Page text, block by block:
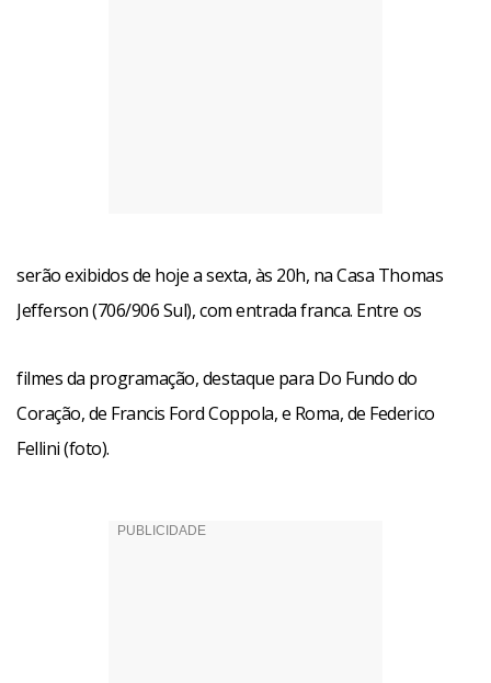
serão exibidos de hoje a sexta, às 20h, na Casa Thomas
Jefferson (706/906 Sul), com entrada franca. Entre os
filmes da programação, destaque para Do Fundo do
Coração, de Francis Ford Coppola, e Roma, de Federico
Fellini (foto).